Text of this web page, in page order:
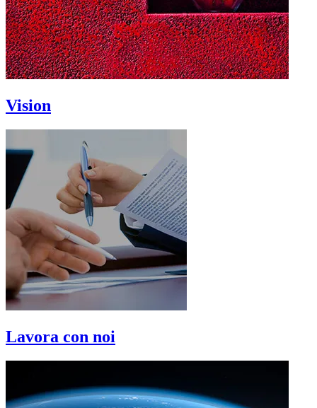
Vision
Lavora con noi